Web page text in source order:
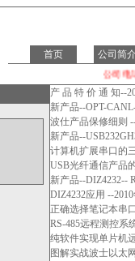
首页
公司简
公司电
产 品 特 价 通 知--
新产品--OPT-
波仕产品保修细则
新产品--
计算机扩展串口的
USB光纤通信产品
新产品--DIZ4232--
DIZ4232应用 --
正确选择笔记本串
RS-485远程测控系
纯软件实现单片机
图解实战波士以太